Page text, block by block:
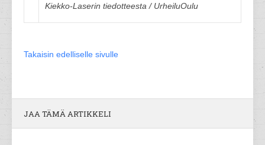
Kiekko-Laserin tiedotteesta / UrheiluOulu
Takaisin edelliselle sivulle
JAA TÄMÄ ARTIKKELI